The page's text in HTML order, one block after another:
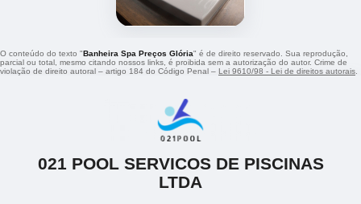
O conteúdo do texto "Banheira Spa Preços Glória" é de direito reservado. Sua reprodução,
parcial ou total, mesmo citando nossos links, é proibida sem a autorização do autor. Crime de
violação de direito autoral – artigo 184 do Código Penal – Lei 9610/98 - Lei de direitos autorais
021 POOL SERVICOS DE PISCINAS
LTDA